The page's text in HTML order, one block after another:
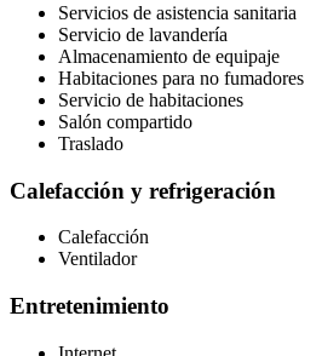
Servicios de asistencia sanitaria
Servicio de lavandería
Almacenamiento de equipaje
Habitaciones para no fumadores
Servicio de habitaciones
Salón compartido
Traslado
Calefacción y refrigeración
Calefacción
Ventilador
Entretenimiento